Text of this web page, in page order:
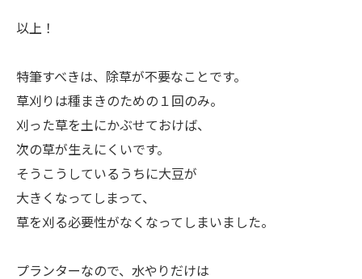
ㅤ以上！
ㅤ特筆すべきは、除草が不要なことです。
草刈りは種まきのための１回のみ。
刈った草を土にかぶせておけば、
次の草が生えにくいです。
そうこうしているうちに大豆が
大きくなってしまって、
草を刈る必要性がなくなってしまいました。
ㅤプランターなので、水やりだけは